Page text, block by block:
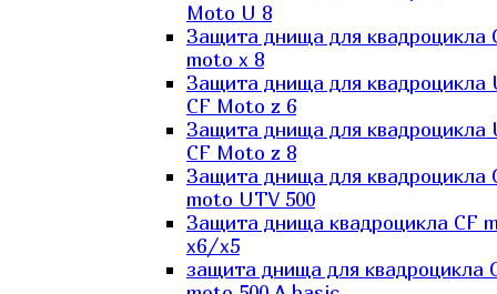
Moto U 8
Защита днища для квадроцикла
moto x 8
Защита днища для квадроцикла
CF Moto z 6
Защита днища для квадроцикла
CF Moto z 8
Защита днища для квадроцикла
moto UTV 500
Защита днища квадроцикла СF
x6/x5
защита днища для квадроцикла